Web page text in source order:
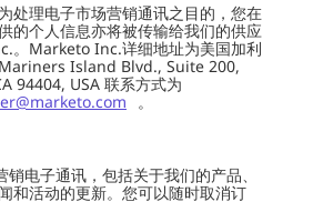
处理电子市场营销通讯之目的，您在
的个人信息亦将被传输给我们的供应
。Marketo Inc.详细地址为美国加利
Island Blvd., Suite 200,
94404, USA 联系方式为
。
销电子通讯，包括关于我们的产品、
和活动的更新。您可以随时取消订